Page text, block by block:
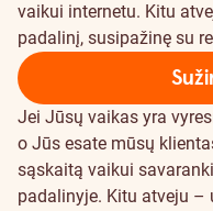
vaikui internetu. Kitu
padalinį, susipažinę su
Jei Jūsų vaikas yra
o Jūs esate mūsų
sąskaitą vaikui
padalinyje. Kitu atveju –